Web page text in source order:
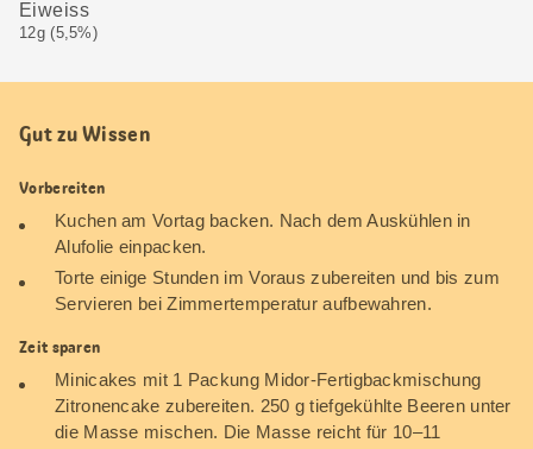
Eiweiss
12g (5,5%)
Gut zu Wissen
Vorbereiten
Kuchen am Vortag backen. Nach dem Auskühlen in
Alufolie einpacken.
Torte einige Stunden im Voraus zubereiten und bis zum
Servieren bei Zimmertemperatur aufbewahren.
Zeit sparen
Minicakes mit 1 Packung Midor-Fertigbackmischung
Zitronencake zubereiten. 250 g tiefgekühlte Beeren unter
die Masse mischen. Die Masse reicht für 10–11